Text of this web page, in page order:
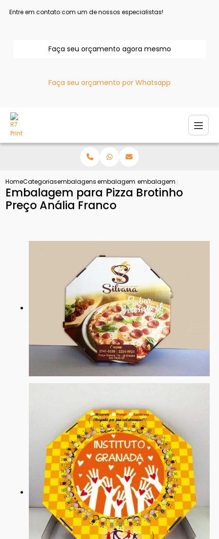
Entre em contato com um de nossos especialistas!
Faça seu orçamento agora mesmo
Faça seu orçamento por Whatsapp
HomeCategoriasembalagens para pizzaembalagem de pizza personalizada
embalagem para pizza
Embalagem para Pizza Brotinho
Preço Anália Franco